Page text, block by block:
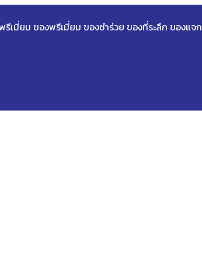
เมี่ยม ของพรีเมี่ยม ของชำร่วย ของที่ระลึก ของแจก